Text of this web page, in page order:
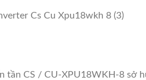
tần CS / CU-XPU18WKH-8 sở